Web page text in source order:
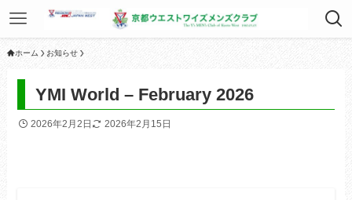
ホーム お知らせ
YMI World – February 2026
2026年2月2日 2026年2月15日